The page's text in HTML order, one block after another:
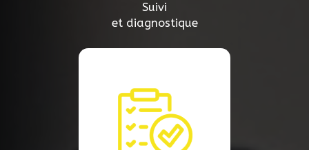
Suivi
et diagnostique